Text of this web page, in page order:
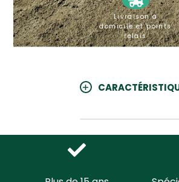
Livraison à
domicile et points
relais